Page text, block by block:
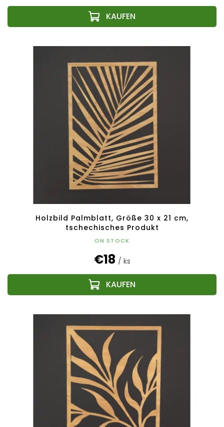
Holzbild Palmblatt, Größe 30 x 21 cm,
tschechisches Produkt
ON STOCK
€18 / ks